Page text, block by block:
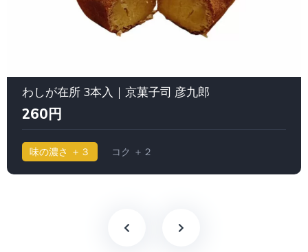
わしが在所 3本入｜京菓子司 彦九郎
260円
味の濃さ ＋３ コク ＋２